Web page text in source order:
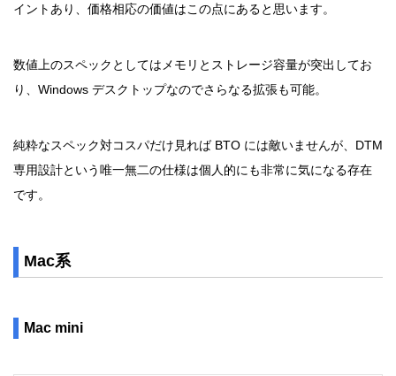
イントあり、価格相応の価値はこの点にあると思います。
数値上のスペックとしてはメモリとストレージ容量が突出してお
り、Windows デスクトップなのでさらなる拡張も可能。
純粋なスペック対コスパだけ見れば BTO には敵いませんが、DTM
専用設計という唯一無二の仕様は個人的にも非常に気になる存在
です。
Mac系
Mac mini